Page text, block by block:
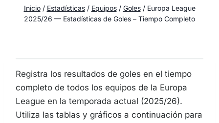
Inicio / Estadísticas / Equipos / Goles / Europa League
2025/26 — Estadísticas de Goles – Tiempo Completo
Registra los resultados de goles en el tiempo
completo de todos los equipos de la Europa
League en la temporada actual (2025/26).
Utiliza las tablas y gráficos a continuación para